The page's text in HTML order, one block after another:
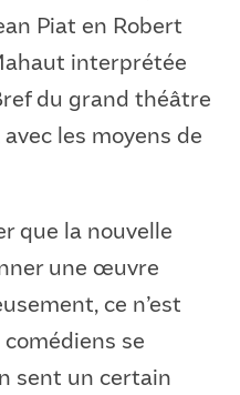
Piat en Robert
interprétée
du grand théâtre
les moyens de
que la nouvelle
une œuvre
ce n’est
se
sent un certain